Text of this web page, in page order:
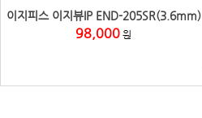
이지피스 이지뷰IP END-205SR(3.6mm)
98,000 원